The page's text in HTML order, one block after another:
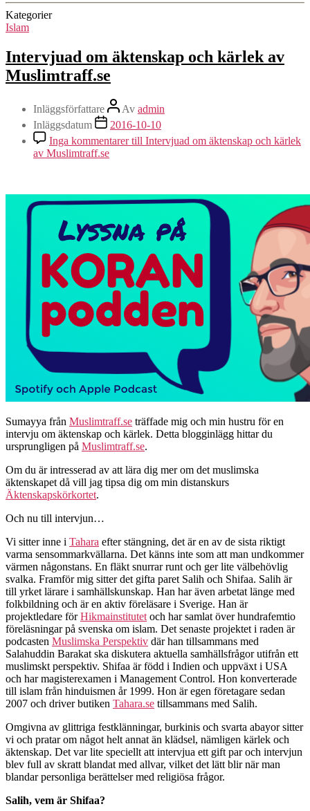
Kategorier
Islam
Intervjuad om äktenskap och kärlek av
Muslimtraff.se
Inläggsförfattare Av admin
Inläggsdatum
2016-10-10
Inga kommentarertill Intervjuad om äktenskap och kärlek
av Muslimtraff.se
Sumayya från Muslimtraff.se träffade mig och min hustru för en
intervju om äktenskap och kärlek. Detta blogginlägg hittar du
ursprungligen på Muslimtraff.se.
Om du är intresserad av att lära dig mer om det muslimska
äktenskapet då vill jag tipsa dig om min distanskurs
Äktenskapskörkortet.
Och nu till intervjun…
Vi sitter inne i Tahara efter stängning, det är en av de sista riktigt
varma sensommarkvällarna. Det känns inte som att man undkommer
värmen någonstans. En fläkt snurrar runt och ger lite välbehövlig
svalka. Framför mig sitter det gifta paret Salih och Shifaa. Salih är
till yrket lärare i samhällskunskap. Han har även arbetat länge med
folkbildning och är en aktiv föreläsare i Sverige. Han är
projektledare förHikmainstitutet och har samlat över hundrafemtio
föreläsningar på svenska om islam. Det senaste projektet i raden är
podcasten Muslimska Perspektiv där han tillsammans med
Salahuddin Barakat ska diskutera aktuella samhällsfrågor utifrån ett
muslimskt perspektiv. Shifaa är född i Indien och uppväxt i USA
och har magisterexamen i Management Control. Hon konverterade
till islam från hinduismen år 1999. Hon är egen företagare sedan
2007 och driver butiken Tahara.se tillsammans med Salih.
Omgivna av glittriga festklänningar, burkinis och svarta abayor sitter
vi och pratar om något helt annat än klädsel, nämligen kärlek och
äktenskap. Det var lite speciellt att intervjua ett gift par och intervjun
blev full av skratt blandat med allvar, vilket det lätt blir när man
blandar personliga berättelser med religiösa frågor.
Salih, vem är Shifaa?